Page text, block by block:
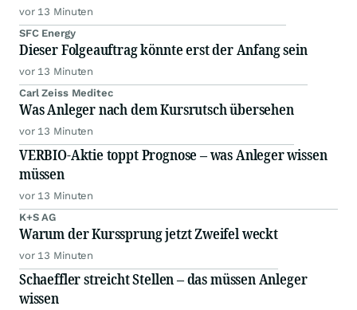
vor 13 Minuten
SFC Energy
Dieser Folgeauftrag könnte erst der Anfang sein
vor 13 Minuten
Carl Zeiss Meditec
Was Anleger nach dem Kursrutsch übersehen
vor 13 Minuten
VERBIO-Aktie toppt Prognose – was Anleger wissen
müssen
vor 13 Minuten
K+S AG
Warum der Kurssprung jetzt Zweifel weckt
vor 13 Minuten
Schaeffler streicht Stellen – das müssen Anleger
wissen